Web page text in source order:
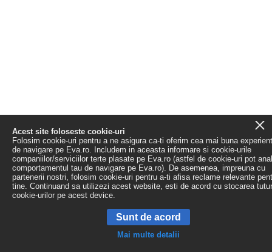
Acest site foloseste cookie-uri
Folosim cookie-uri pentru a ne asigura ca-ti oferim cea mai buna
de navigare pe Eva.ro. Includem in aceasta informare si cookie-urile
companiilor/serviciilor terte plasate pe Eva.ro (astfel de cookie-uri pot
comportamentul tau de navigare pe Eva.ro). De asemenea, impreuna cu
partenerii nostri, folosim cookie-uri pentru a-ti afisa reclame relevante
tine. Continuand sa utilizezi acest website, esti de acord cu stocarea
cookie-urilor pe acest device.
Sunt de acord
Mai multe detalii